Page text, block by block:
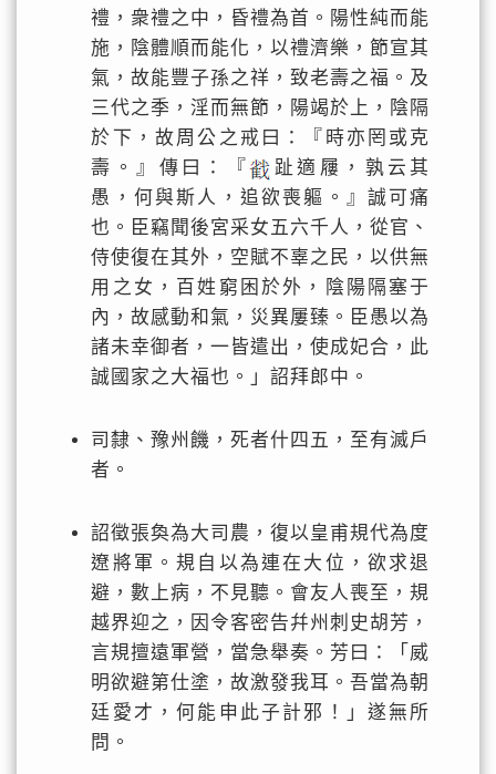
禮，衆禮之中，昏禮為首。陽性純而能
施，陰體順而能化，以禮濟樂，節宣其
氣，故能豐子孫之祥，致老壽之福。及
三代之季，淫而無節，陽竭於上，陰隔
於下，故周公之戒曰：『時亦罔或克
壽。』傳曰：『
趾適屨，孰云其
愚，何與斯人，追欲喪軀。』誠可痛
也。臣竊聞後宮采女五六千人，從官、
侍使復在其外，空賦不辜之民，以供無
用之女，百姓窮困於外，陰陽隔塞于
內，故感動和氣，災異屢臻。臣愚以為
諸未幸御者，一皆遣出，使成妃合，此
誠國家之大福也。」詔拜郎中。
司隸、豫州饑，死者什四五，至有滅戶
者。
詔徵張奐為大司農，復以皇甫規代為度
遼將軍。規自以為連在大位，欲求退
避，數上病，不見聽。會友人喪至，規
越界迎之，因令客密告幷州刺史胡芳，
言規擅遠軍營，當急舉奏。芳曰：「威
明欲避第仕塗，故激發我耳。吾當為朝
廷愛才，何能申此子計邪！」遂無所
問。